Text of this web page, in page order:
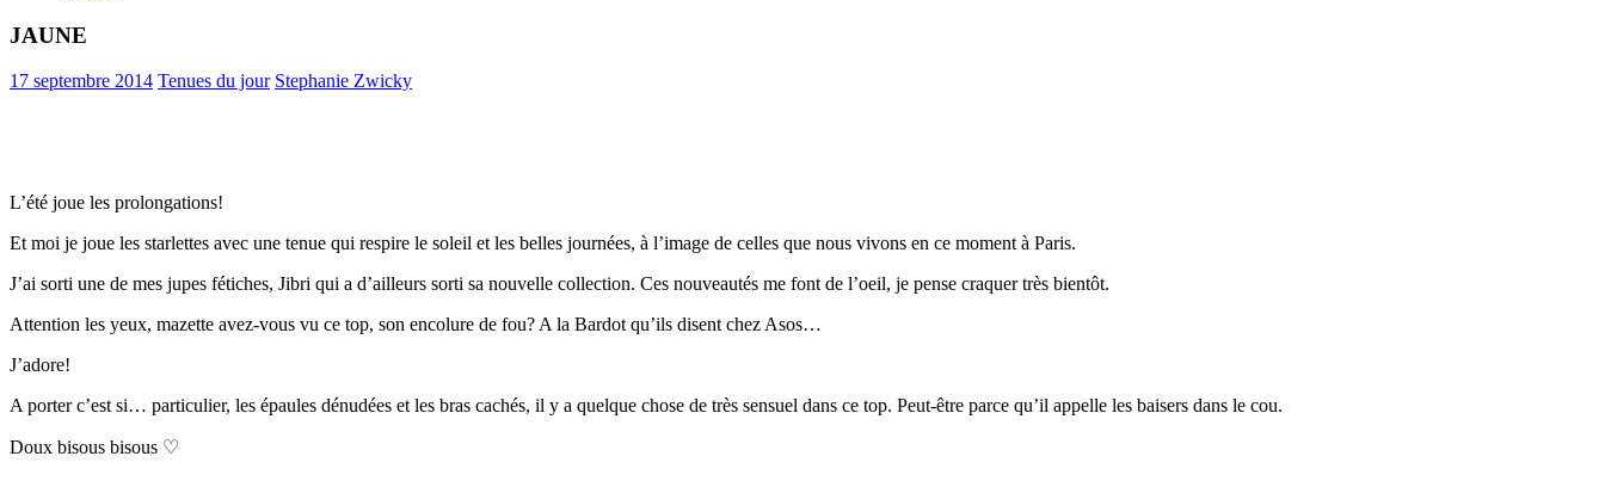
JAUNE
17 septembre 2014 Tenues du jour Stephanie Zwicky
L’été joue les prolongations!
Et moi je joue les starlettes avec une tenue qui respire le soleil et les belles journées, à l’image de celles que nous vivons en ce moment à Paris.
J’ai sorti une de mes jupes fétiches, Jibri qui a d’ailleurs sorti sa nouvelle collection. Ces nouveautés me font de l’oeil, je pense craquer très bientôt.
Attention les yeux, mazette avez-vous vu ce top, son encolure de fou? A la Bardot qu’ils disent chez Asos…
J’adore!
A porter c’est si… particulier, les épaules dénudées et les bras cachés, il y a quelque chose de très sensuel dans ce top. Peut-être parce qu’il appelle les baisers dans le cou.
Doux bisous bisous ♡